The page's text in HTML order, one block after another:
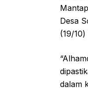
Desa
(19/
dalam